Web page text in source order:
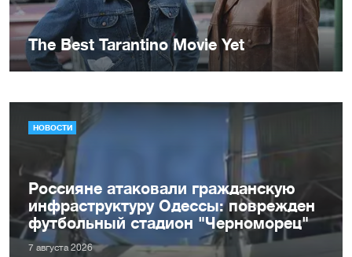
НОВОСТИ
Россияне атаковали гражданскую
инфраструктуру Одессы: поврежден
футбольный стадион "Черноморец"
7 августа 2026